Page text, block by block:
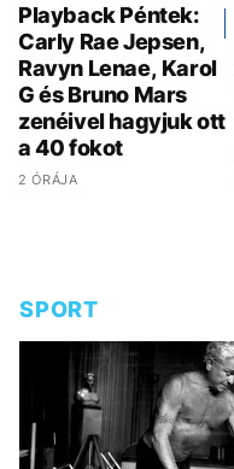
Playback Péntek:
Carly Rae Jepsen,
Ravyn Lenae, Karol
G és Bruno Mars
zenéivel hagyjuk ott
a 40 fokot
2 ÓRÁJA
SPORT